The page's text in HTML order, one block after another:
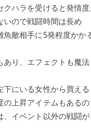
クハラを受けると発情
ので戦闘時間は長め
敵相手に5発程度か
り、エフェクトも魔
にいる女性から買える
上昇アイテムもある
、イベント以外の戦闘